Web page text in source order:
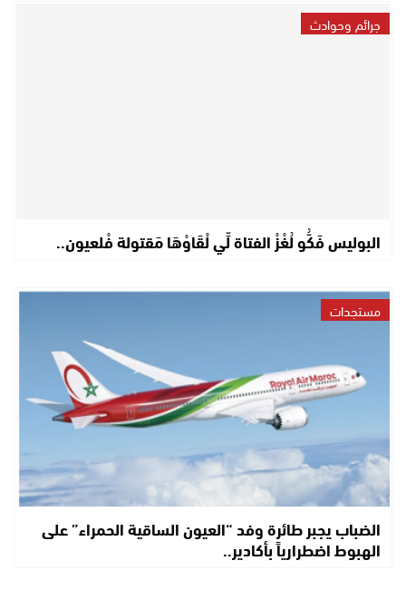
جرائم وحوادث
البوليس فَكُّو لُغْزْ الفتاة لِّي لْقَاوْهَا مَقتولة فْلعيون..
مستجدات
الضباب يجبر طائرة وفد “العيون الساقية الحمراء” على
الهبوط اضطرارياً بأكادير..